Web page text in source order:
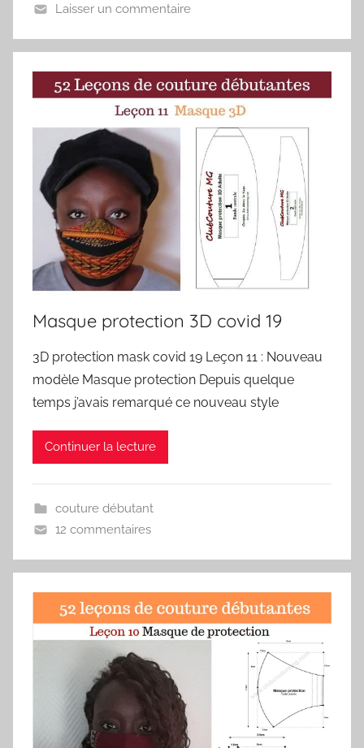
Laisser un commentaire
Masque protection 3D covid 19
3D protection mask covid 19 Leçon 11 : Nouveau
modèle Masque protection Depuis quelque
temps j’avais remarqué ce nouveau style
Continuer la lecture
couture débutant
12 commentaires